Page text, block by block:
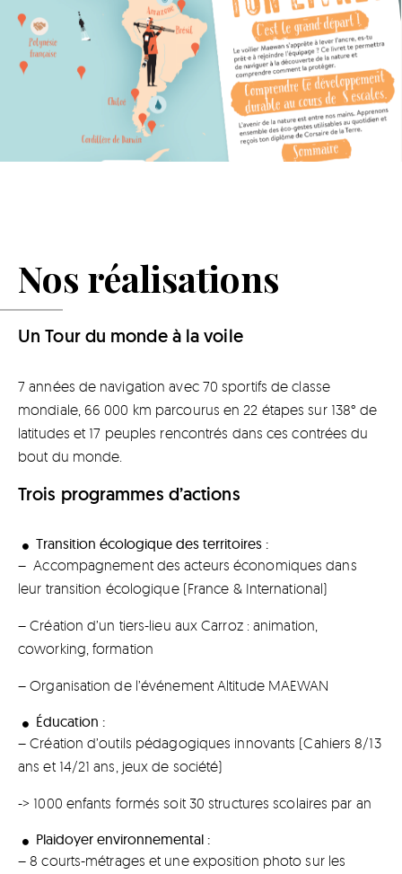
Nos réalisations
Un Tour du monde à la voile
7 années de navigation avec 70 sportifs de classe
mondiale, 66 000 km parcourus en 22 étapes sur 138° de
latitudes et 17 peuples rencontrés dans ces contrées du
bout du monde.
Trois programmes d’actions
Transition écologique des territoires :
–Accompagnement des acteurs économiques dans
leur transition écologique (France & International)
– Création d’un tiers-lieu aux Carroz : animation,
coworking, formation
– Organisation de l’événement Altitude MAEWAN
Éducation :
– Création d’outils pédagogiques innovants (Cahiers 8/13
ans et 14/21 ans, jeux de société)
-> 1000 enfants formés soit 30 structures scolaires par an
Plaidoyer environnemental :
– 8courts-métrages et une exposition photo sur les